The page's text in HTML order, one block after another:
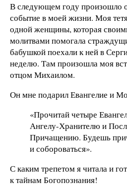
В следующем году произошло
событие в моей жизни. Моя
одной женщины, которая
молитвами помогала
бабушкой поехали к ней в
неделю. Там произошла моя
отцом Михаилом.
Он мне подарил Евангелие и
«Прочитай четыре
Ангелу-Хранителю и
Причащению. Будешь
и собороваться».
С каким трепетом я читала и
к тайнам Богопознания!